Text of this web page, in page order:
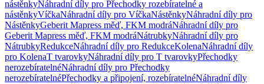
nástěnkyNáhradní díly pro Přechodky rozebíratelné a
nástěnkyVíčkaNáhradní díly pro VíčkaNástěnkyNáhradní díly pro
NástěnkyGeberit Mapress měď, FKM modráNáhradní díly pro
Geberit Mapress měď, FKM modráNátrubkyNáhradní díly pro
NátrubkyRedukceNáhradní díly pro RedukceKolenaNáhradní díly
pro KolenaT tvarovkyNáhradní díly pro T tvarovkyPřechodky
nerozebíratelnéNáhradní díly pro Přechodky
nerozebíratelnéPřechodky a připojení, rozebíratelnéNáhradní díly